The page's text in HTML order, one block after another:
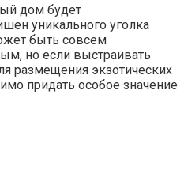
дом будет
уникального уголка
быть совсем
но если выстраивать
размещения экзотических
придать особое значение